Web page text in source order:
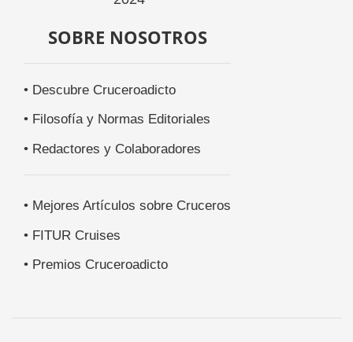
SOBRE NOSOTROS
• Descubre Cruceroadicto
• Filosofía y Normas Editoriales
• Redactores y Colaboradores
• Mejores Artículos sobre Cruceros
• FITUR Cruises
• Premios Cruceroadicto